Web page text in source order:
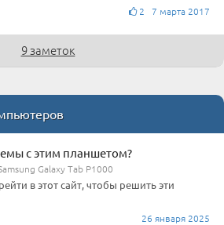
2 7 марта 2017
9 заметок
с этим планшетом?
Galaxy Tab P1000
в этот сайт, чтобы решить эти
26 января 2025